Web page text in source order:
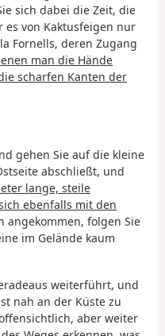
sich dabei die Zeit, die
es von Kaktusfeigen nur
Fornells, deren Zugang
man die Hände
scharfen Kanten der
gehen Sie auf die kleine
abschließt, und
lange, steile
ebenfalls mit den
angekommen, folgen Sie
im Gelände kaum
weiterführt, und
nah an der Küste zu
aber weiter